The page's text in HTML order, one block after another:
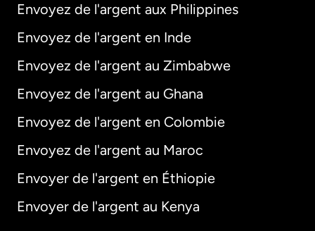
Envoyez de l'argent aux Philippines
Envoyez de l'argent en Inde
Envoyez de l'argent au Zimbabwe
Envoyez de l'argent au Ghana
Envoyez de l'argent en Colombie
Envoyez de l'argent au Maroc
Envoyer de l'argent en Éthiopie
Envoyer de l'argent au Kenya